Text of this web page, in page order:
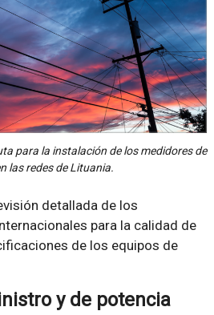
para la instalación de los medidores de
las redes de Lituania.
detallada de los
para la calidad de
de los equipos de
y de potencia